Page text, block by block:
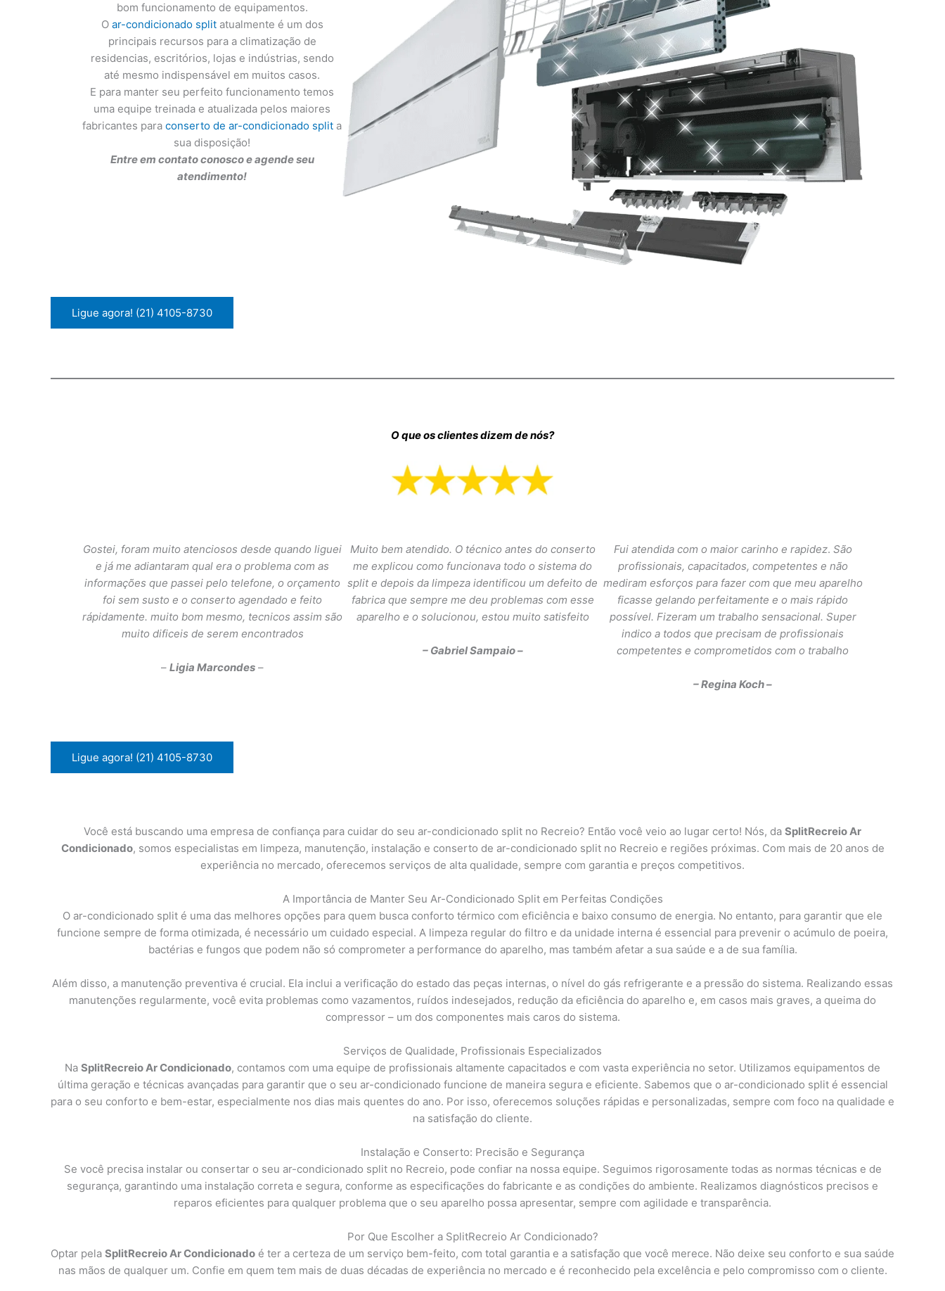
bom funcionamento de equipamentos.
O ar-condicionado splitatualmente é um dos
principais recursos para a climatização de
residencias, escritórios, lojas e indústrias, sendo
até mesmo indispensável em muitos casos.
E para manter seu perfeito funcionamento temos
uma equipe treinada e atualizada pelos maiores
fabricantes paraconserto de ar-condicionado split a
sua disposição!
Entre em contato conosco e agende seu
atendimento!
Ligue agora! (21) 4105-8730
O que os clientes dizem de nós?
Gostei, foram muito atenciosos desde quando liguei
e já me adiantaram qual era o problema com as
informações que passei pelo telefone, o orçamento
foi sem susto e o conserto agendado e feito
rápidamente. muito bom mesmo, tecnicos assim são
muito dificeis de serem encontrados
– Ligia Marcondes –
Muito bem atendido. O técnico antes do conserto
me explicou como funcionava todo o sistema do
split e depois da limpeza identificou um defeito de
fabrica que sempre me deu problemas com esse
aparelho e o solucionou, estou muito satisfeito
– Gabriel Sampaio –
Fui atendida com o maior carinho e rapidez. São
profissionais, capacitados, competentes e não
mediram esforços para fazer com que meu aparelho
ficasse gelando perfeitamente e o mais rápido
possível. Fizeram um trabalho sensacional. Super
indico a todos que precisam de profissionais
competentes e comprometidos com o trabalho
– Regina Koch –
Ligue agora! (21) 4105-8730
Você está buscando uma empresa de confiança para cuidar do seu ar-condicionado split no Recreio? Então você veio ao lugar certo! Nós, da SplitRecreio Ar
Condicionado, somos especialistas em limpeza, manutenção, instalação e conserto de ar-condicionado split no Recreio e regiões próximas. Com mais de 20 anos de
experiência no mercado, oferecemos serviços de alta qualidade, sempre com garantia e preços competitivos.
A Importância de Manter Seu Ar-Condicionado Split em Perfeitas Condições
O ar-condicionado split é uma das melhores opções para quem busca conforto térmico com eficiência e baixo consumo de energia. No entanto, para garantir que ele
funcione sempre de forma otimizada, é necessário um cuidado especial. A limpeza regular do filtro e da unidade interna é essencial para prevenir o acúmulo de poeira,
bactérias e fungos que podem não só comprometer a performance do aparelho, mas também afetar a sua saúde e a de sua família.
Além disso, a manutenção preventiva é crucial. Ela inclui a verificação do estado das peças internas, o nível do gás refrigerante e a pressão do sistema. Realizando essas
manutenções regularmente, você evita problemas como vazamentos, ruídos indesejados, redução da eficiência do aparelho e, em casos mais graves, a queima do
compressor – um dos componentes mais caros do sistema.
Serviços de Qualidade, Profissionais Especializados
Na SplitRecreio Ar Condicionado, contamos com uma equipe de profissionais altamente capacitados e com vasta experiência no setor. Utilizamos equipamentos de
última geração e técnicas avançadas para garantir que o seu ar-condicionado funcione de maneira segura e eficiente. Sabemos que o ar-condicionado split é essencial
para o seu conforto e bem-estar, especialmente nos dias mais quentes do ano. Por isso, oferecemos soluções rápidas e personalizadas, sempre com foco na qualidade e
na satisfação do cliente.
Instalação e Conserto: Precisão e Segurança
Se você precisa instalar ou consertar o seu ar-condicionado split no Recreio, pode confiar na nossa equipe. Seguimos rigorosamente todas as normas técnicas e de
segurança, garantindo uma instalação correta e segura, conforme as especificações do fabricante e as condições do ambiente. Realizamos diagnósticos precisos e
reparos eficientes para qualquer problema que o seu aparelho possa apresentar, sempre com agilidade e transparência.
Por Que Escolher a SplitRecreio Ar Condicionado?
Optar pela SplitRecreio Ar Condicionado é ter a certeza de um serviço bem-feito, com total garantia e a satisfação que você merece. Não deixe seu conforto e sua saúde
nas mãos de qualquer um. Confie em quem tem mais de duas décadas de experiência no mercado e é reconhecido pela excelência e pelo compromisso com o cliente.